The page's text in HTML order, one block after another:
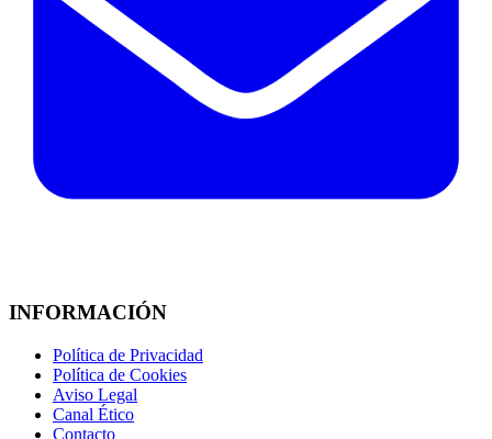
INFORMACIÓN
Política de Privacidad
Política de Cookies
Aviso Legal
Canal Ético
Contacto